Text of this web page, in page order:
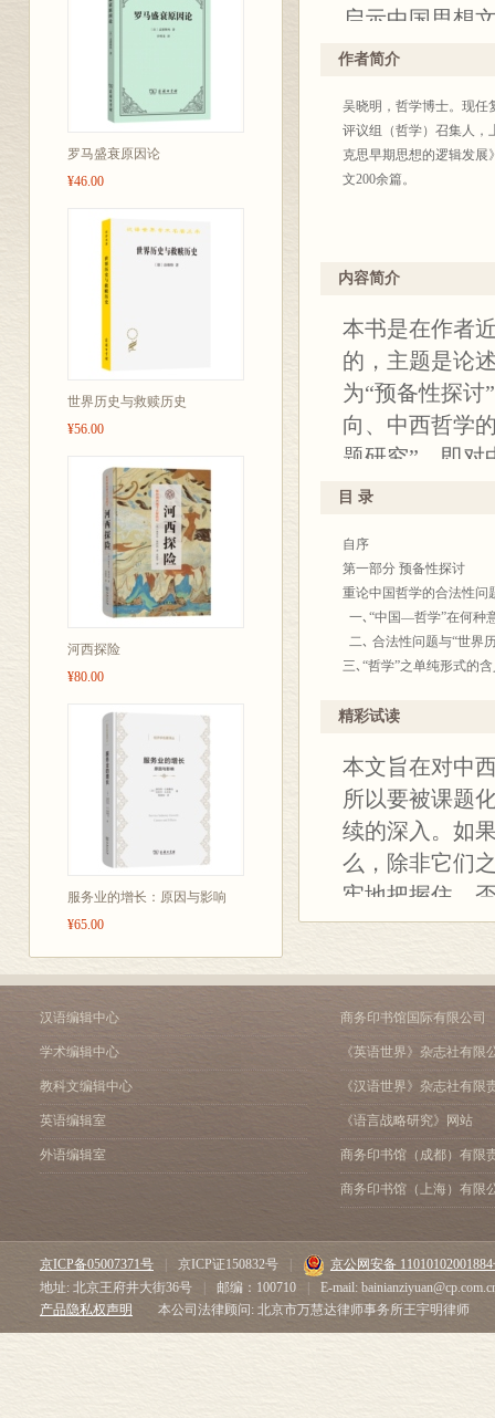
罗马盛衰原因论
¥46.00
世界历史与救赎历史
¥56.00
河西探险
¥80.00
服务业的增长：原因与影响
¥65.00
启示中国思想
重新审视哲学
作者简介
吴晓明，哲学博士。现任
评议组（哲学）召集人，
克思早期思想的逻辑发展
文200余篇。
内容简介
本书是在作者
的，主题是论
为“预备性探讨
向、中西哲学
题研究”，即
多重具体化。
上学，而中国
之外。
目 录
自序
第一部分 预备性探讨
重论中国哲学的合法性问
一､“中国—哲学”在何种
二､ 合法性问题与“世界
三､“哲学”之单纯形式的
论不同的文明类型及其哲
二､关于“文化”或“文明”
三､哲学之为“文明的心脏
四､“轴心时代”的精神突
哲学比较的前提反思
一､前提反思在根本上的
二､原始的本性和开端性
二､中国哲学的非形而上
三､由哲学的基本建制分
[补说:关于中西哲学“根
再论中西哲学之根本差别
一､形而上学是什么
二､“超越”问题
一､“道器不割”“体用不
二､作为中国哲学本质特
精彩试读
本文旨在对中
所以要被课题
续的深入。如
么，除非它们
牢地把握住，
的，一句话，
的胡作非为——
满足于断言西
文明”或“精神
的说法：西方
学偏于“科学”
象”（
法表面看起来
数量配比（
特质，它们在
此，本文的目
差别。既然在
汉语编辑中心
学术编辑中心
教科文编辑中心
英语编辑室
外语编辑室
商务印书馆国际有限公司
《英语世界》杂志社有限
《汉语世界》杂志社有限
《语言战略研究》网站
商务印书馆（成都）有限
商务印书馆（上海）有限
京ICP备05007371号 京ICP证150832号
京公网安备
地址: 北京王府井大街36号
邮编：100710
E-mail:
产品隐私权声明
本公司法律顾问: 北京市万慧达律师事务所王宇明律师